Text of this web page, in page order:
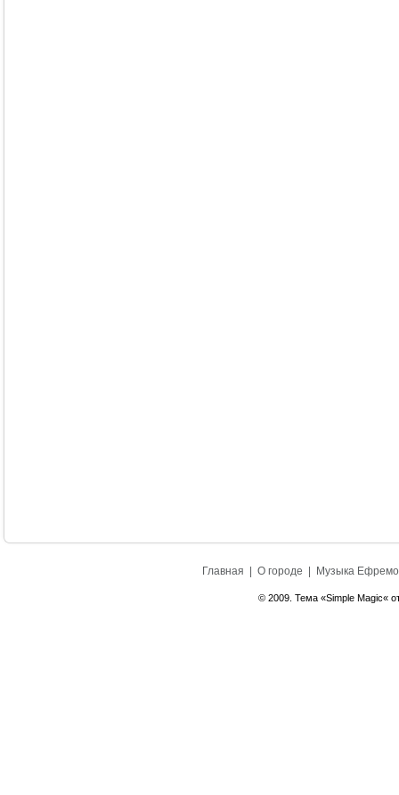
Главная О городе Музыка
© 2009. Тема «Simple Magic«